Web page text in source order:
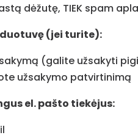
dėžutę, TIEK spam
(jei turite):
(galite užsakyti
užsakymo patvirtinimą
el. pašto tiekėjus: